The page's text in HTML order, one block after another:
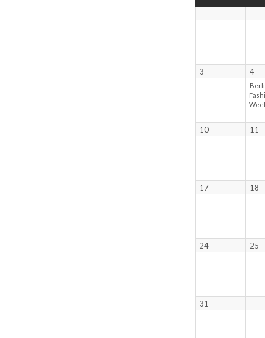
3 4
10 11
17 18
24 25
31